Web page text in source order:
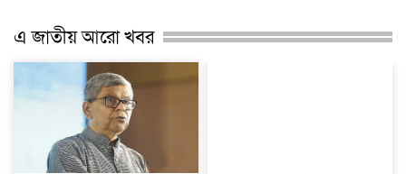
এ জাতীয় আরো খবর